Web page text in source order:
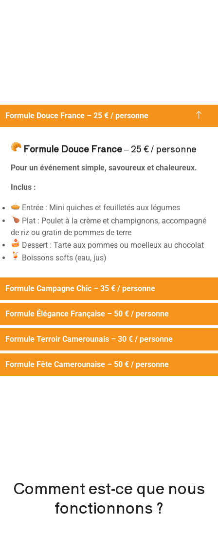
Formule Douce France – 25 € / personne
Formule Douce France– 25 € / personne
Pour un événement simple, savoureux et chaleureux.
Inclus :
Entrée : Mini quiches et feuilletés aux légumes
Plat : Poulet à la crème et champignons, accompagné
de riz ou gratin de pommes de terre
Dessert : Tarte aux pommes ou moelleux au chocolat
Boissons softs (eau, jus)
Formule Campagne Chic – 35 € / personne
Formule Élégance Française – 50 € / personne
Formule Terroir Camerounais – 30 € / personne
Formule Fête Camerounaise – 50 € / personne
Comment est-ce que nous
fonctionnons ?